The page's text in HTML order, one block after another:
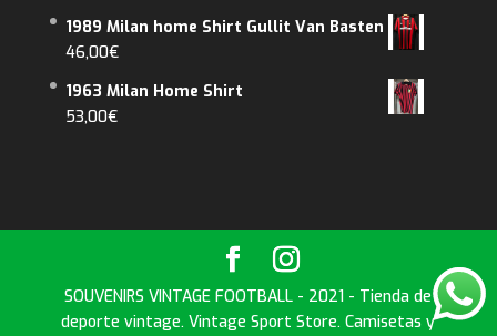
1989 Milan home Shirt Gullit Van Basten
46,00€
1963 Milan Home Shirt
53,00€
SOUVENIRS VINTAGE FOOTBALL - 2021 - Tienda de
deporte vintage. Vintage Sport Store. Camisetas y